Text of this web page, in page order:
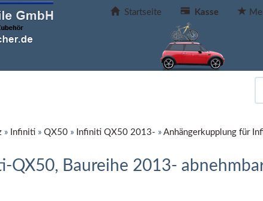
Startseite Kasse
» Infiniti » QX50 » Infiniti QX50 2013- » Anhängerkupplung für
Baureihe 2013-